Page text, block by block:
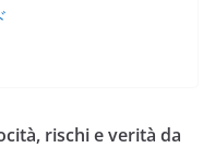
rischi e verità da